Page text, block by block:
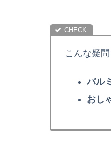
こんな疑
バル
おし